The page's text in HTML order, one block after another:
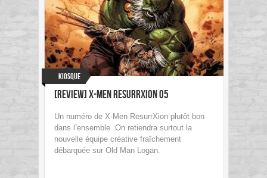
Kiosque
[Review] X-Men ResurrXion 05
Un numéro de X-Men ResurrXion plutôt bon
dans l’ensemble. On retiendra surtout la
nouvelle équipe créative fraîchement
débarquée sur Old Man Logan.